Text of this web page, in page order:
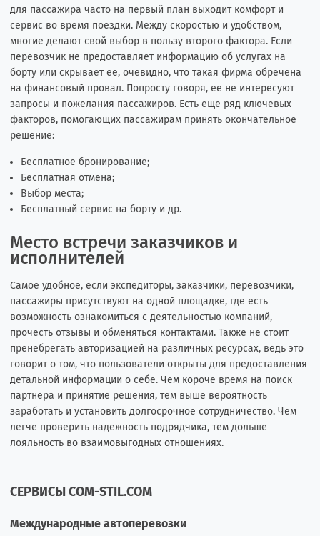
для пассажира часто на первый план выходит комфорт и
сервис во время поездки. Между скоростью и удобством,
многие делают свой выбор в пользу второго фактора. Если
перевозчик не предоставляет информацию об услугах на
борту или скрывает ее, очевидно, что такая фирма обречена
на финансовый провал. Попросту говоря, ее не интересуют
запросы и пожелания пассажиров. Есть еще ряд ключевых
факторов, помогающих пассажирам принять окончательное
решение:
Бесплатное бронирование;
Бесплатная отмена;
Выбор места;
Бесплатный сервис на борту и др.
Место встречи заказчиков и
исполнителей
Самое удобное, если экспедиторы, заказчики, перевозчики,
пассажиры присутствуют на одной площадке, где есть
возможность ознакомиться с деятельностью компаний,
прочесть отзывы и обменяться контактами. Также не стоит
пренебрегать авторизацией на различных ресурсах, ведь это
говорит о том, что пользователи открыты для предоставления
детальной информации о себе. Чем короче время на поиск
партнера и принятие решения, тем выше вероятность
заработать и установить долгосрочное сотрудничество. Чем
легче проверить надежность подрядчика, тем дольше
лояльность во взаимовыгодных отношениях.
СЕРВИСЫ COM-STIL.COM
Международные автоперевозки